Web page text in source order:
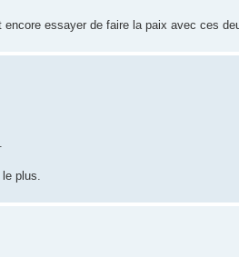
essayer de faire la paix avec ces
plus.